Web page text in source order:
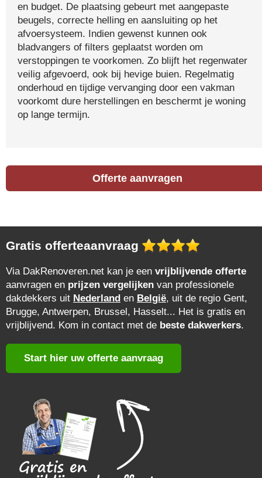
en budget. De plaatsing gebeurt met aangepaste
beugels, correcte helling en aansluiting op het
afvoersysteem. Indien gewenst kunnen ook
bladvangers of filters geplaatst worden om
verstoppingen te voorkomen. Zo blijft het regenwater
veilig afgevoerd, ook bij hevige buien. Regelmatig
onderhoud en tijdige vervanging door een vakman
voorkomt dure herstellingen en beschermt je woning
op lange termijn.
Offerte aanvragen
Gratis offerteaanvraag
Via DakRenoveren.net kan je een vrijblijvende offerte
aanvragen en prijzen vergelijken van professionele
dakdekkers uit Nederland en België, uit de regio Gent,
Brugge, Antwerpen, Brussel, Hasselt... Het is gratis en
vrijblijvend. Kom in contact met de beste dakwerkers.
Start hier uw offerte aanvraag